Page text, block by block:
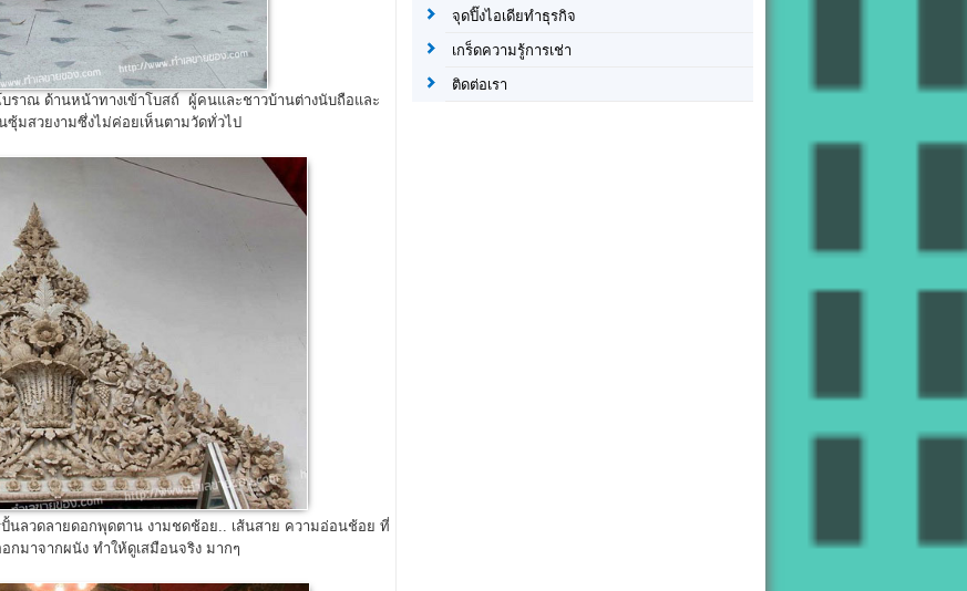
ราณ ด้านหน้าทางเข้าโบสถ์ ผู้คนและชาวบ้านต่างนับถือและ
ซุ้มสวยงามซึ่งไม่ค่อยเห็นตามวัดทั่วไป
นลวดลายดอกพุดตาน งามชดช้อย.. เส้นสาย ความอ่อนช้อย ที่
กมาจากผนัง ทำให้ดูเสมือนจริง มากๆ
จุดปิ๊งไอเดียทำธุรกิจ
เกร็ดความรู้การเช่า
ติดต่อเรา